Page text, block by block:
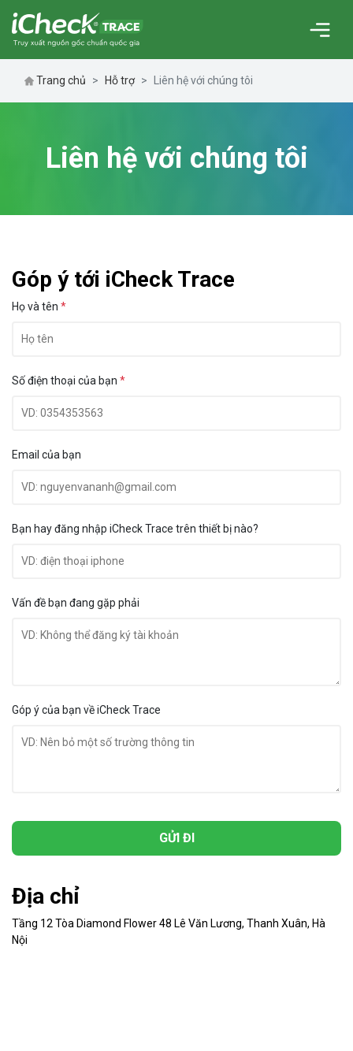
Trang chủ Hỗ trợ Liên hệ với chúng tôi
Liên hệ với chúng tôi
Góp ý tới iCheck Trace
Họ và tên *
Số điện thoại của bạn *
Email của bạn
Bạn hay đăng nhập iCheck Trace trên thiết bị nào?
Vấn đề bạn đang gặp phải
Góp ý của bạn về iCheck Trace
GỬI ĐI
Địa chỉ
Tầng 12 Tòa Diamond Flower 48 Lê Văn Lương, Thanh Xuân, Hà
Nội